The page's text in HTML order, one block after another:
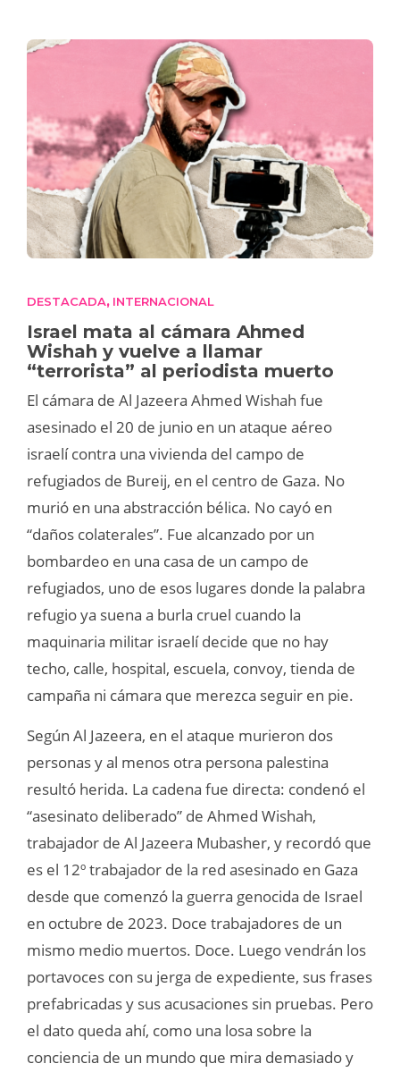
DESTACADA, INTERNACIONAL
Israel mata al cámara Ahmed
Wishah y vuelve a llamar
“terrorista” al periodista muerto
El cámara de Al Jazeera Ahmed Wishah fue
asesinado el 20 de junio en un ataque aéreo
israelí contra una vivienda del campo de
refugiados de Bureij, en el centro de Gaza. No
murió en una abstracción bélica. No cayó en
“daños colaterales”. Fue alcanzado por un
bombardeo en una casa de un campo de
refugiados, uno de esos lugares donde la palabra
refugio ya suena a burla cruel cuando la
maquinaria militar israelí decide que no hay
techo, calle, hospital, escuela, convoy, tienda de
campaña ni cámara que merezca seguir en pie.
Según Al Jazeera, en el ataque murieron dos
personas y al menos otra persona palestina
resultó herida. La cadena fue directa: condenó el
“asesinato deliberado” de Ahmed Wishah,
trabajador de Al Jazeera Mubasher, y recordó que
es el 12º trabajador de la red asesinado en Gaza
desde que comenzó la guerra genocida de Israel
en octubre de 2023. Doce trabajadores de un
mismo medio muertos. Doce. Luego vendrán los
portavoces con su jerga de expediente, sus frases
prefabricadas y sus acusaciones sin pruebas. Pero
el dato queda ahí, como una losa sobre la
conciencia de un mundo que mira demasiado y